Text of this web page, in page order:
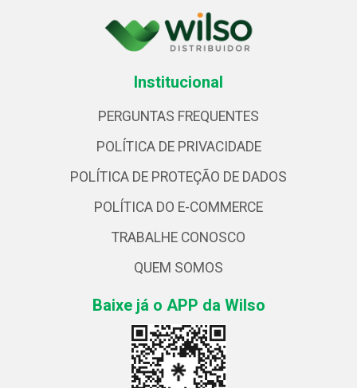
Institucional
PERGUNTAS FREQUENTES
POLÍTICA DE PRIVACIDADE
POLÍTICA DE PROTEÇÃO DE DADOS
POLÍTICA DO E-COMMERCE
TRABALHE CONOSCO
QUEM SOMOS
Baixe já o APP da Wilso